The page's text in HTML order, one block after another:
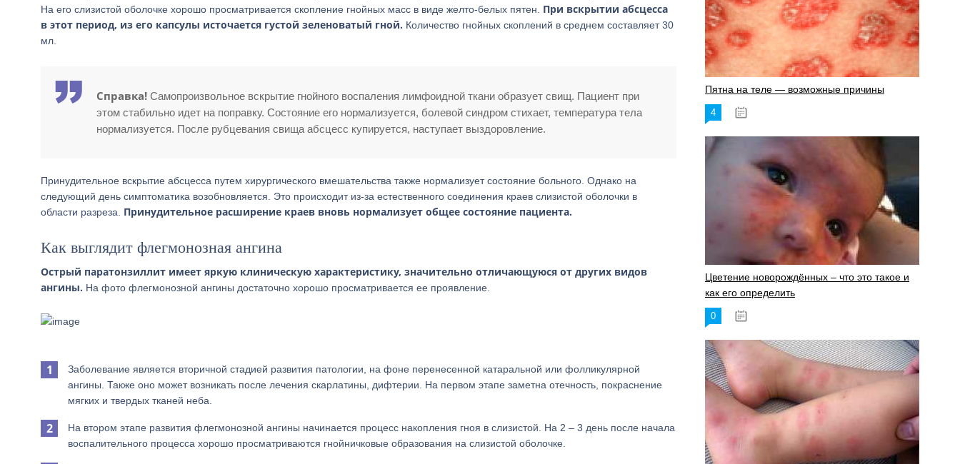
На его слизистой оболочке хорошо просматривается скопление гнойных масс в виде желто-белых пятен. При вскрытии абсцесса
в этот период, из его капсулы источается густой зеленоватый гной. Количество гнойных скоплений в среднем составляет 30
мл.
Справка! Самопроизвольное вскрытие гнойного воспаления лимфоидной ткани образует свищ. Пациент при
этом стабильно идет на поправку. Состояние его нормализуется, болевой синдром стихает, температура тела
нормализуется. После рубцевания свища абсцесс купируется, наступает выздоровление.
Принудительное вскрытие абсцесса путем хирургического вмешательства также нормализует состояние больного. Однако на
следующий день симптоматика возобновляется. Это происходит из-за естественного соединения краев слизистой оболочки в
области разреза. Принудительное расширение краев вновь нормализует общее состояние пациента.
Как выглядит флегмонозная ангина
Острый паратонзиллит имеет яркую клиническую характеристику, значительно отличающуюся от других видов
ангины. На фото флегмонозной ангины достаточно хорошо просматривается ее проявление.
Заболевание является вторичной стадией развития патологии, на фоне перенесенной катаральной или фолликулярной
ангины. Также оно может возникать после лечения скарлатины, дифтерии. На первом этапе заметна отечность, покраснение
мягких и твердых тканей неба.
На втором этапе развития флегмонозной ангины начинается процесс накопления гноя в слизистой. На 2 – 3 день после начала
воспалительного процесса хорошо просматриваются гнойничковые образования на слизистой оболочке.
Пятна на теле — возможные причины
4
Цветение новорождённых – что это такое и
как его определить
0